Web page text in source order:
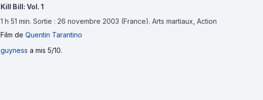
Kill Bill: Vol. 1
1 h 51 min. Sortie : 26 novembre 2003 (France). Arts martiaux, Action
Film de Quentin Tarantino
guyness a mis 5/10.